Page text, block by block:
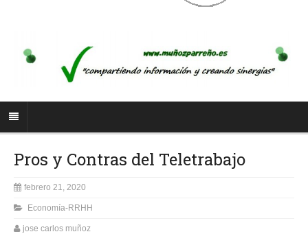
Pros y Contras del Teletrabajo
febrero 21, 2020
Economía-RRHH
jose carlos muñoz